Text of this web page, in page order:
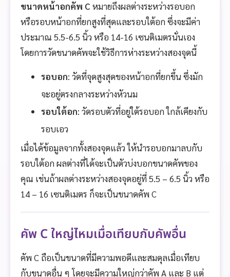
ขนาดหน้าอกคัพ C หมายถึงผลต่างระหว่างรอบอก
หรือรอบหน้าอกที่ยกสูงที่สุดและรอบใต้อก ซึ่งจะมีค่า
ประมาณ 5.5-6.5 นิ้ว หรือ 14-16 เซนติเมตรนั่นเอง
โดยการวัดขนาดคัพจะใช้วิธีการห่างระหว่างสองจุดนี้
รอบอก: วัดที่จุดสูงสุดของหน้าอกที่ยกขึ้น ซึ่งมัก
จะอยู่ตรงกลางระหว่างหัวนม
รอบใต้อก: วัดรอบตัวที่อยู่ใต้รอบอก ใกล้เคียงกับ
รอบเอว
เมื่อได้ข้อมูลจากทั้งสองจุดแล้ว ให้นำรอบอกมาลบกับ
รอบใต้อก ผลต่างที่ได้จะเป็นตัวบ่งบอกขนาดคัพของ
คุณ เช่นถ้าผลต่างระหว่างสองจุดอยู่ที่ 5.5 – 6.5 นิ้ว หรือ
14 – 16 เซนติเมตร ก็จะเป็นขนาดคัพ C
คัพ C ใหญ่ไหมเมื่อเทียบกับคัพอื่น
คัพ C ถือเป็นขนาดที่มีความพอดีและสมดุลเมื่อเทียบ
กับขนาดอื่น ๆ โดยจะมีความใหญ่กว่าคัพ A และ B แต่